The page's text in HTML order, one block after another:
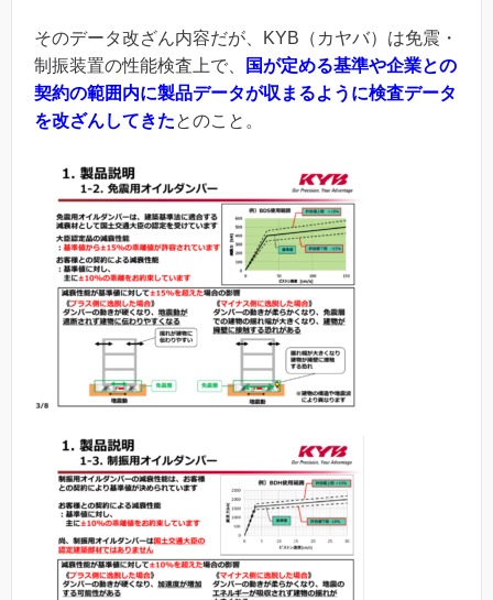
そのデータ改ざん内容だが、KYB（カヤバ）は免震・
制振装置の性能検査上で、
国が定める基準や企業との
契約の範囲内に製品データが収まるように検査データ
を改ざんしてきたとのこと。